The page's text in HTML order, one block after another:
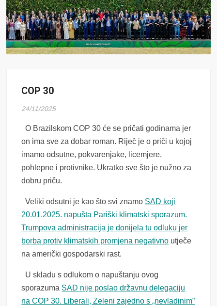
COP 30
24/11/2025
O Brazilskom COP 30 će se pričati godinama jer
on ima sve za dobar roman. Riječ je o priči u kojoj
imamo odsutne, pokvarenjake, licemjere,
pohlepne i protivnike. Ukratko sve što je nužno za
dobru priču.
Veliki odsutni je kao što svi znamo SAD koji
20.01.2025. napušta Pariški klimatski sporazum.
Trumpova administracija je donijela tu odluku jer
borba protiv klimatskih promjena negativno utječe
na američki gospodarski rast.
U skladu s odlukom o napuštanju ovog
sporazuma SAD nije poslao državnu delegaciju
na COP 30. Liberali, Zeleni zajedno s „nevladinim”